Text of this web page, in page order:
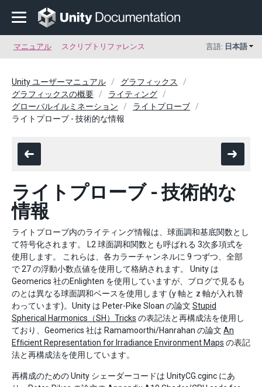
マニュアル スクリプトリファレンス 言語: 日本語
Unity ユーザーマニュアル
グラフィックス
グラフィックスの概要
ライティング
グローバルイルミネーション
ライトプローブ
ライトプローブ - 技術的な情報
ライトプローブ - 技術的な
情報
ライトプローブ内のライティング情報は、球面調和基底関数とし
て符号化されます。 L2 球面調和関数とも呼ばれる 3次多項式を
使用します。 これらは、各カラーチャンネルに 9 つずつ、全部
で 27 の浮動小数点値を使用して格納されます。 Unity は
Geomerics 社のEnlighten を使用していますが、ブログで見るも
のとは異なる球面調和ベースを使用します (y 軸と z 軸が入れ替
わっています)。Unity は Peter-Pike Sloan の論文 Stupid
Spherical Harmonics（SH）Tricks の表記法と再構成法を使用し
ており、Geomerics 社は Ramamoorthi/Hanrahan の論文 An
Efﬁcient Representation for Irradiance Environment Maps の表記
法と再構成法を使用しています。
再構成のための Unity シェーダーコードは UnityCG.cginc にあ